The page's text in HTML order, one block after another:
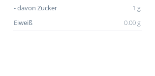
- davon Zucker
1 g
Eiweiß
0.00 g